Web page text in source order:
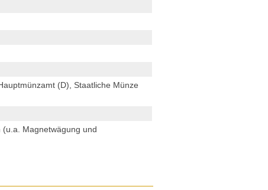
(D), Staatliche Münze
Magnetwägung und